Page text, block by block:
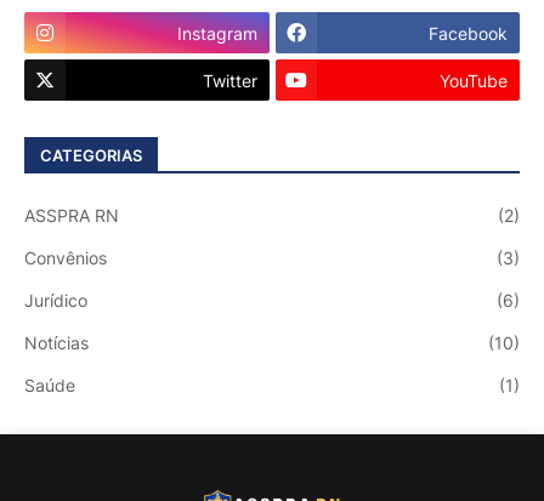
Instagram Facebook
Twitter YouTube
CATEGORIAS
ASSPRA RN (2)
Convênios (3)
Jurídico (6)
Notícias (10)
Saúde (1)